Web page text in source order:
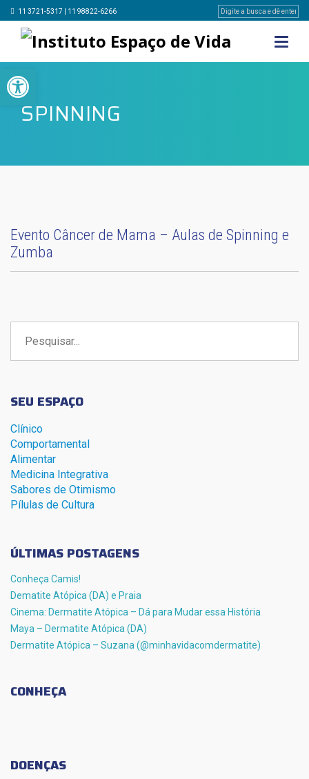
11 3721-5317 | 11 98822-6266
SPINNING
Evento Câncer de Mama – Aulas de Spinning e
Zumba
por:
SEU ESPAÇO
Clínico
Comportamental
Alimentar
Medicina Integrativa
Sabores de Otimismo
Pílulas de Cultura
ÚLTIMAS POSTAGENS
Conheça Camis!
Dematite Atópica (DA) e Praia
Cinema: Dermatite Atópica – Dá para Mudar essa História
Maya – Dermatite Atópica (DA)
Dermatite Atópica – Suzana (@minhavidacomdermatite)
CONHEÇA
DOENÇAS
Barra de Ferramentas Aberta